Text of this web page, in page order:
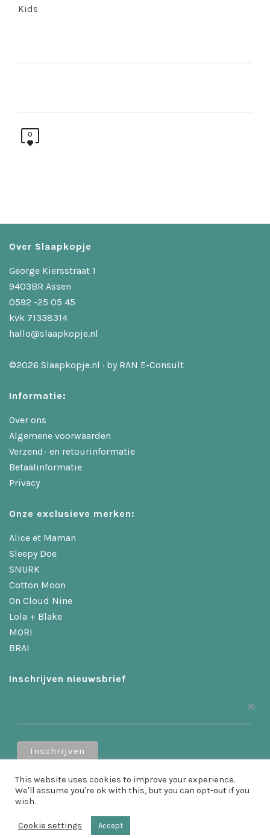
Kids
0
Over Slaapkopje
George Kiersstraat 1
9403BR Assen
0592 -25 05 45
kvk 71338314
hallo@slaapkopje.nl
©2026 Slaapkopje.nl · by RAN E-Consult
Informatie:
Over ons
Algemene voorwaarden
Verzend- en retourinformatie
Betaalinformatie
Privacy
Onze exclusieve merken:
Alice et Maman
Sleepy Doe
SNURK
Cotton Moon
On Cloud Nine
Lola + Blake
MORI
BRAI
Inschrijven nieuwsbrief
Ontvang 10% korting als je je inschrijft!
This website uses cookies to improve your experience.
We'll assume you're ok with this, but you can opt-out if you
wish.
Cookie settings Accept